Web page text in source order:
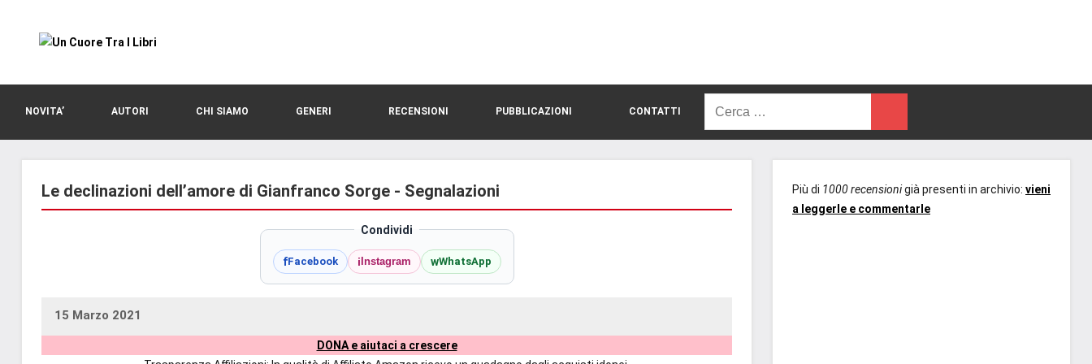
contenuto
Cuore
Tra
I
romance
e
non
Recensioni,
NOVITA’ AUTORI CHI SIAMO GENERI RECENSIONI PUBBLICAZIONI CONTATTI
Le declinazioni dell’amore di Gianfranco Sorge - Segnalazioni
Condividi
fFacebook i Instagram wWhatsApp
15 Marzo 2021
DONA e aiutaci a crescere
Più di 1000 recensionigià presenti in archivio: vieni
a leggerle e commentarle